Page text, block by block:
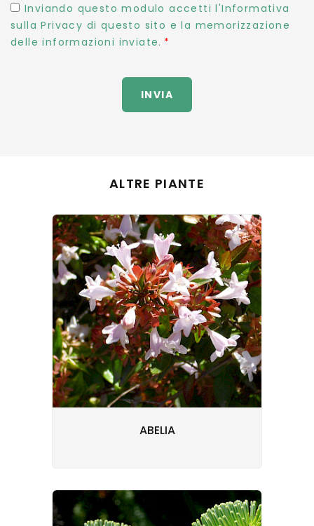
Inviando questo modulo accetti l'Informativa
sulla Privacy di questo sito e la memorizzazione
delle informazioni inviate.
INVIA
ALTRE PIANTE
ABELIA